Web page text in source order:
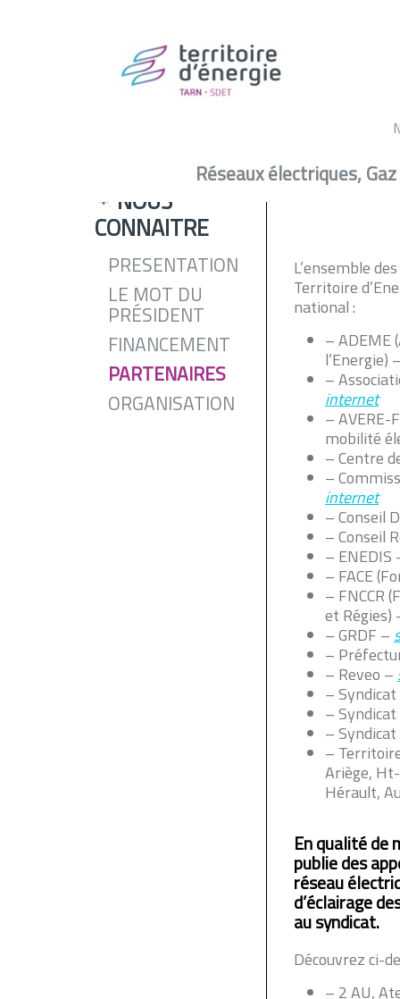
Réseaux électriques, Gaz
NOUS
CONNAITRE
PRESENTATION
LE MOT DU
PRÉSIDENT
FINANCEMENT
PARTENAIRES
ORGANISATION
L’ensemble
Territoire
national :
– ADEME
l’Energie)
–
internet
– AVERE-
mobilité
– Centre
–
internet
– Conseil
– Conseil
–
– FACE
– FNCCR
et
– GRDF –
–
– Reveo –
–
–
– Syndicat
–
Ariège,
Hérault,
En qualité de
publie des
réseau
d’éclairage
au syndicat.
Découvrez ci-
– 2 AU,